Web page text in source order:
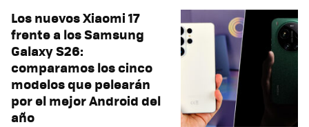
Los nuevos Xiaomi 17
frente a los Samsung
Galaxy S26:
comparamos los cinco
modelos que pelearán
por el mejor Android del
año